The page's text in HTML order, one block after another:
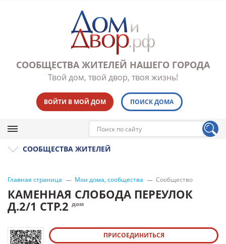
СООБЩЕСТВА ЖИТЕЛЕЙ НАШЕГО ГОРОДА
Твой дом, твой двор, твоя жизнь!
ВОЙТИ В МОЙ ДОМ ПОИСК ДОМА
СООБЩЕСТВА ЖИТЕЛЕЙ
Главная страница Мои дома, сообщества Сообщество
КАМЕННАЯ СЛОБОДА ПЕРЕУЛОК
Д.2/1 СТР.2 дом
ПРИСОЕДИНИТЬСЯ